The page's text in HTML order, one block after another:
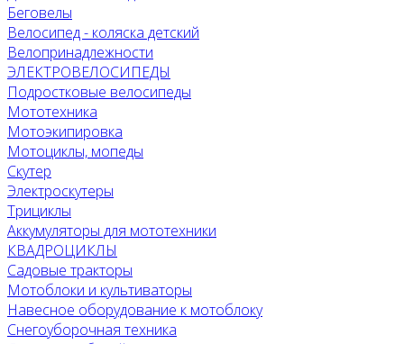
Беговелы
Велосипед - коляска детский
Велопринадлежности
ЭЛЕКТРОВЕЛОСИПЕДЫ
Подростковые велосипеды
Мототехника
Мотоэкипировка
Мотоциклы, мопеды
Скутер
Электроскутеры
Трициклы
Аккумуляторы для мототехники
КВАДРОЦИКЛЫ
Садовые тракторы
Мотоблоки и культиваторы
Навесное оборудование к мотоблоку
Снегоуборочная техника